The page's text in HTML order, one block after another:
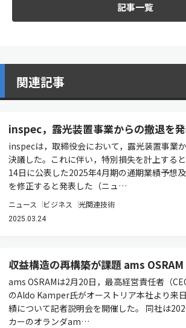
記事一覧
関連記事
inspec，露光装置事業からの撤退を
inspecは，取締役会において，露光装置事業
決議した。これに伴い，特別損失を計上する
14日に公表した2025年4月期の通期業績予想
を修正すると発表した（ニュ…
ニュース ビジネス 光関連技術
2025.03.24
収益構造の再構築が課題 ams
ams OSRAMは2月20日，最高経営責任者（
のAldo Kamper氏がオーストリア本社より来
績について記者説明会を開催した。 同社は
カーのオランダam…